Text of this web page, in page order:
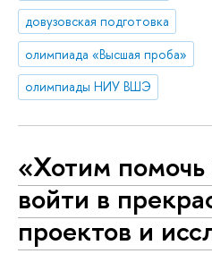
довузовская подготовка
олимпиада «Высшая проба»
олимпиады НИУ ВШЭ
«Хотим
войти в
проектов и